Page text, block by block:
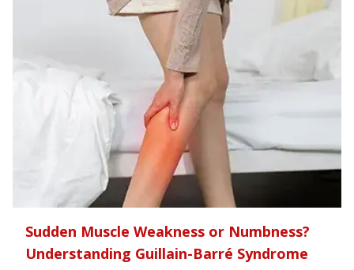
MMR वैक्सीन (एमएमआर टीके) ही इस बीमारी से बचने का एकमात्र
और सबसे प्रभावी तरीका है।
समय पर पहचान और चिकित्सकीय परामर्श जटिलताओं जैसे सुनने की
शक्ति खोना या मस्तिष्क शोथ (Meningitis) से बचा सकता है।
Sudden Muscle Weakness or Numbness?
Understanding Guillain-Barré Syndrome